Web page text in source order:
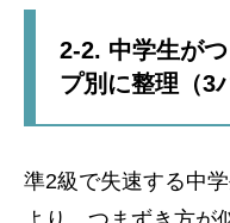
2-2. 中学生が
プ別に整理（3
準2級で失速する中